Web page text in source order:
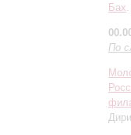
Бах
По